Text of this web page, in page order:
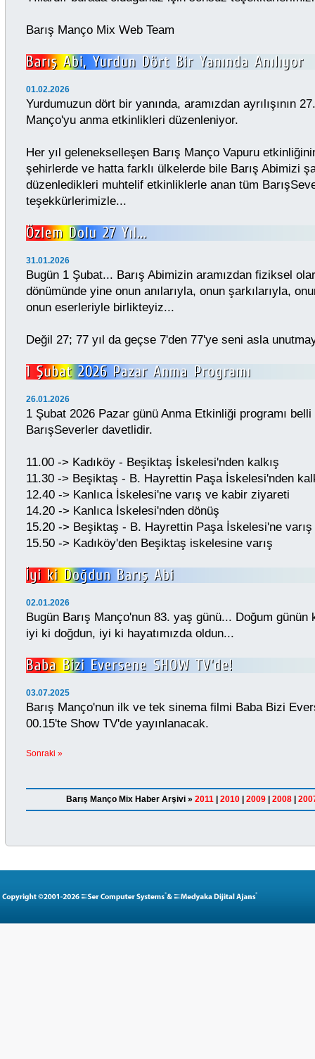
Barış Manço Mix Web Team
01.02.2026
Yurdumuzun dört bir yanında, aramızdan ayrılışının
Manço'yu anma etkinlikleri düzenleniyor.
Her yıl gelenekselleşen Barış Manço Vapuru
şehirlerde ve hatta farklı ülkelerde bile Barış Abimizi
düzenledikleri muhtelif etkinliklerle anan tüm
teşekkürlerimizle...
31.01.2026
Bugün 1 Şubat... Barış Abimizin aramızdan fiziksel
dönümünde yine onun anılarıyla, onun şarkılarıyla,
onun eserleriyle birlikteyiz...
Değil 27; 77 yıl da geçse 7'den 77'ye seni asla
26.01.2026
1 Şubat 2026 Pazar günü Anma Etkinliği programı
BarışSeverler davetlidir.
11.00 -> Kadıköy - Beşiktaş İskelesi'nden kalkış
11.30 -> Beşiktaş - B. Hayrettin Paşa İskelesi'nden
12.40 -> Kanlıca İskelesi'ne varış ve kabir ziyareti
14.20 -> Kanlıca İskelesi'nden dönüş
15.20 -> Beşiktaş - B. Hayrettin Paşa İskelesi'ne varış
15.50 -> Kadıköy'den Beşiktaş iskelesine varış
02.01.2026
Bugün Barış Manço'nun 83. yaş günü... Doğum günün
iyi ki doğdun, iyi ki hayatımızda oldun...
03.07.2025
Barış Manço'nun ilk ve tek sinema filmi Baba Bizi
00.15'te Show TV'de yayınlanacak.
Sonraki »
Barış Manço Mix Haber Arşivi » 2011 2010 2009 2008